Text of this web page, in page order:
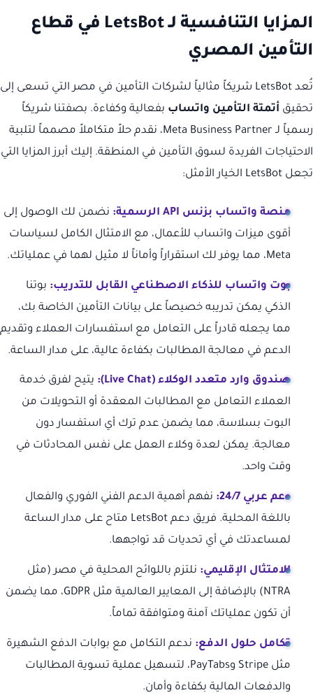
المزايا التنافسية لـ LetsBot في قطاع
التأمين المصري
تُعد LetsBot شريكاً مثالياً لشركات التأمين في مصر التي تسعى إلى
تحقيق أتمتة التأمين واتساب بفعالية وكفاءة. بصفتنا شريكاً
رسمياً لـ Meta Business Partner، نقدم حلاً متكاملاً مصمماً لتلبية
الاحتياجات الفريدة لسوق التأمين في المنطقة. إليك أبرز المزايا التي
تجعل LetsBot الخيار الأمثل:
منصة واتساب بزنس API الرسمية:
نضمن لك الوصول إلى
أقوى ميزات واتساب للأعمال، مع الامتثال الكامل لسياسات
Meta، مما يوفر لك استقراراً وأماناً لا مثيل لهما في عملياتك.
بوت واتساب للذكاء الاصطناعي القابل للتدريب: بوتنا
الذكي يمكن تدريبه خصيصاً على بيانات التأمين الخاصة بك،
مما يجعله قادراً على التعامل مع استفسارات العملاء وتقديم
الدعم في معالجة المطالبات بكفاءة عالية، على مدار الساعة.
صندوق وارد متعدد الوكلاء (Live Chat):
يتيح لفرق خدمة
العملاء التعامل مع المطالبات المعقدة أو التحويلات من
البوت بسلاسة، مما يضمن عدم ترك أي استفسار دون
معالجة. يمكن لعدة وكلاء العمل على نفس المحادثات في
وقت واحد.
دعم عربي 24/7:
نفهم أهمية الدعم الفني الفوري والفعال
باللغة المحلية. فريق دعم LetsBot متاح على مدار الساعة
لمساعدتك في أي تحديات قد تواجهها.
الامتثال الإقليمي: نلتزم باللوائح المحلية في مصر (مثل
NTRA) بالإضافة إلى المعايير العالمية مثل GDPR، مما يضمن
أن تكون عملياتك آمنة ومتوافقة تماماً.
تكامل حلول الدفع: ندعم التكامل مع بوابات الدفع الشهيرة
مثل Stripe وPayTabs، لتسهيل عملية تسوية المطالبات
والدفعات المالية بكفاءة وأمان.